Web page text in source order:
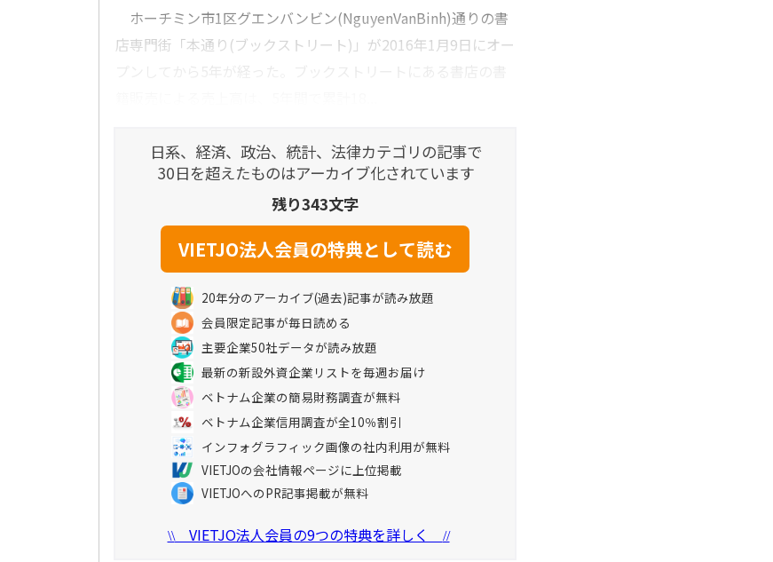
ホーチミン市1区グエンバンビン(NguyenVanBinh)通りの書
店専門街「本通り(ブックストリート)」が2016年1月9日にオー
日系、経済、政治、統計、法律カテゴリの記事で
30日を超えたものはアーカイブ化されています
残り343文字
20年分のアーカイブ(過去)記事が読み放題
会員限定記事が毎日読める
主要企業50社データが読み放題
最新の新設外資企業リストを毎週お届け
ベトナム企業の簡易財務調査が無料
ベトナム企業信用調査が全10％割引
インフォグラフィック画像の社内利用が無料
VIETJOの会社情報ページに上位掲載
VIETJOへのPR記事掲載が無料
\\VIETJO法人会員の9つの特典を詳しく //